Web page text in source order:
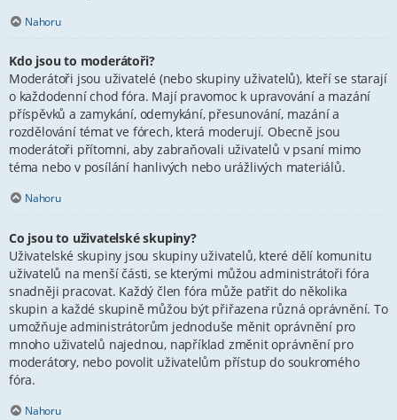
Nahoru
Kdo jsou to moderátoři?
Moderátoři jsou uživatelé (nebo skupiny uživatelů), kteří se starají
o každodenní chod fóra. Mají pravomoc k upravování a mazání
příspěvků a zamykání, odemykání, přesunování, mazání a
rozdělování témat ve fórech, která moderují. Obecně jsou
moderátoři přítomni, aby zabraňovali uživatelů v psaní mimo
téma nebo v posílání hanlivých nebo urážlivých materiálů.
Nahoru
Co jsou to uživatelské skupiny?
Uživatelské skupiny jsou skupiny uživatelů, které dělí komunitu
uživatelů na menší části, se kterými můžou administrátoři fóra
snadněji pracovat. Každý člen fóra může patřit do několika
skupin a každé skupině můžou být přiřazena různá oprávnění. To
umožňuje administrátorům jednoduše měnit oprávnění pro
mnoho uživatelů najednou, například změnit oprávnění pro
moderátory, nebo povolit uživatelům přístup do soukromého
fóra.
Nahoru